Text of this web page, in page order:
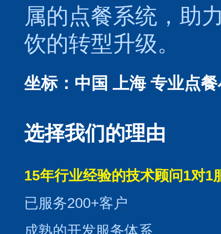
属的点餐系统 ，助
饮的转型升级。
坐标：中国 上海 专业点
选择我们的理由
15年行业经验的技术顾问1对1
已服务200+客户
成熟的开发服务体系